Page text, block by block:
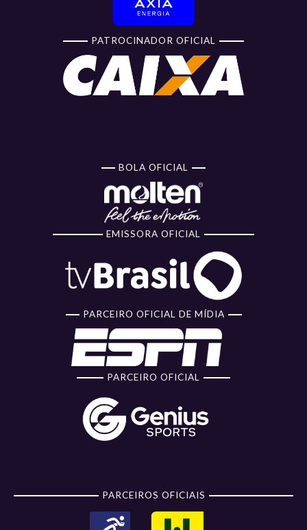
PATROCINADOR OFICIAL
BOLA OFICIAL
EMISSORA OFICIAL
PARCEIRO OFICIAL DE MÍDIA
PARCEIRO OFICIAL
PARCEIROS OFICIAIS